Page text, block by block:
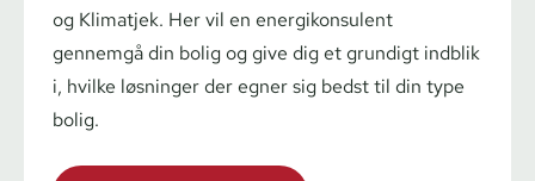
og Klimatjek. Her vil en ener­gi­kon­su­lent
gennemgå din bolig og give dig et grundigt indblik
i, hvilke løsninger der egner sig bedst til din type
bolig.